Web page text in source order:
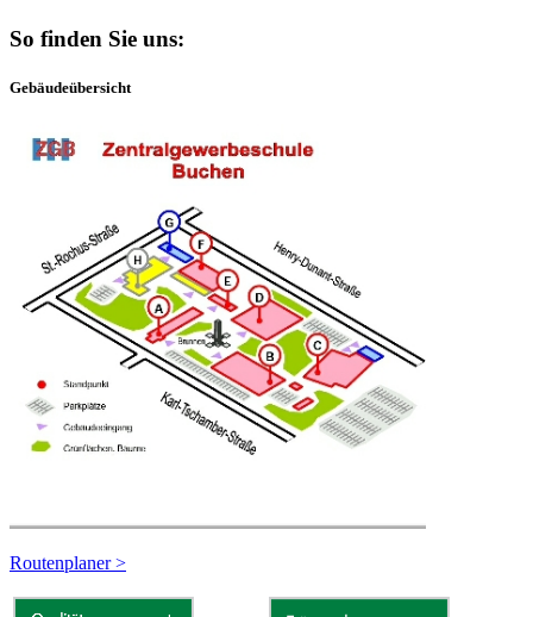
So finden Sie uns:
Gebäudeübersicht
Routenplaner >